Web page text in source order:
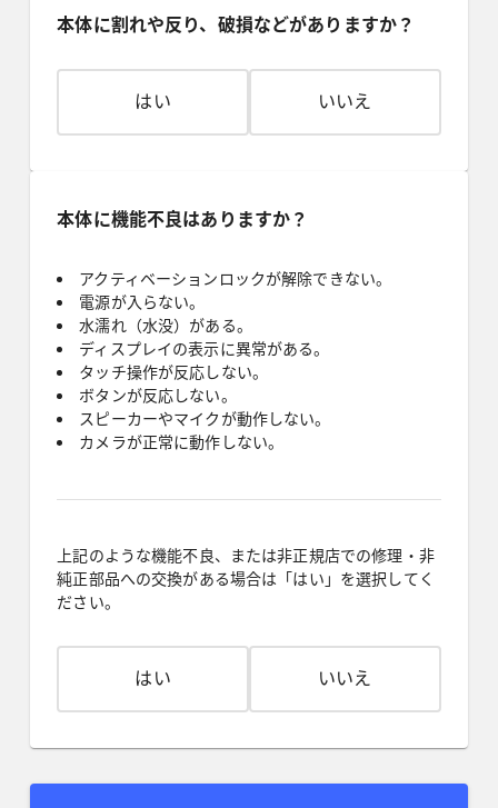
本体に割れや反り、破損などがありますか？
はい いいえ
本体に機能不良はありますか？
アクティベーションロックが解除できない。
電源が入らない。
水濡れ（水没）がある。
ディスプレイの表示に異常がある。
タッチ操作が反応しない。
ボタンが反応しない。
スピーカーやマイクが動作しない。
カメラが正常に動作しない。
上記のような機能不良、または非正規店での修理・非
純正部品への交換がある場合は「はい」を選択してく
ださい。
はい いいえ